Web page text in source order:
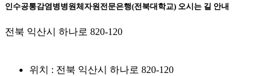
인수공통감염병병원체자원전문은행(전북대학교) 오시는 길 안내
전북 익산시 하나로 820-120
위치 : 전북 익산시 하나로 820-120